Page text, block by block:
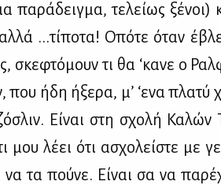
πα­ρά­δειγ­μα, τε­λεί­ως ξέ­νοι)
...τί­πο­τα! Οπό­τε όταν
σκε­φτό­μουν τι θα ‘κα­νε ο
που ήδη ήξε­ρα, μ’ ‘ενα
Εί­ναι στη σχο­λή Κα­λών
λέ­ει ότι ασχο­λεί­στε με
τα πού­νε. Εί­ναι σα να